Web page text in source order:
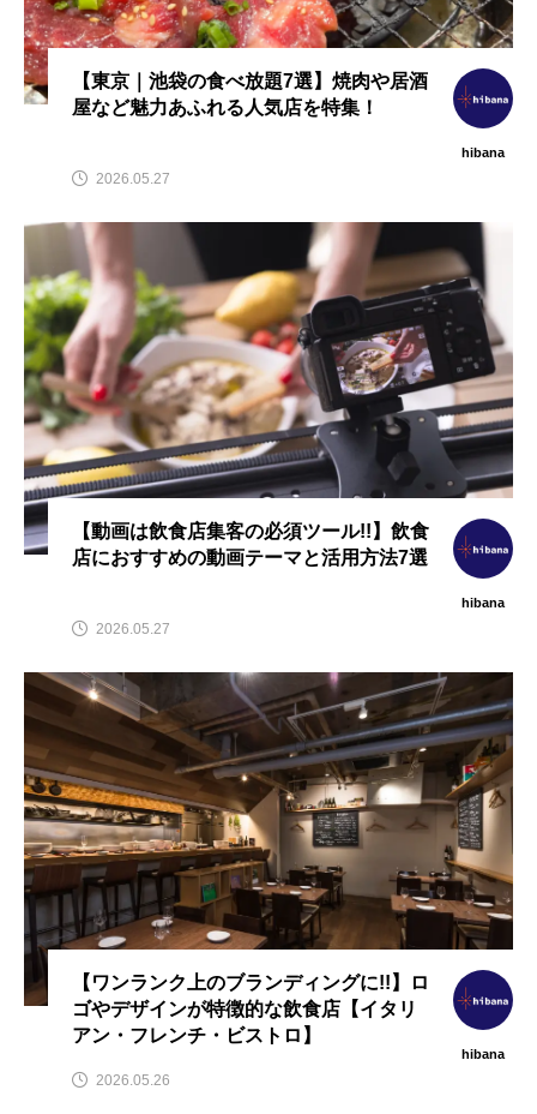
【東京｜池袋の食べ放題7選】焼肉や居酒
屋など魅力あふれる人気店を特集！
hibana
2026.05.27
【動画は飲食店集客の必須ツール!!】飲食
店におすすめの動画テーマと活用方法7選
hibana
2026.05.27
【ワンランク上のブランディングに!!】ロ
ゴやデザインが特徴的な飲食店【イタリ
アン・フレンチ・ビストロ】
hibana
2026.05.26